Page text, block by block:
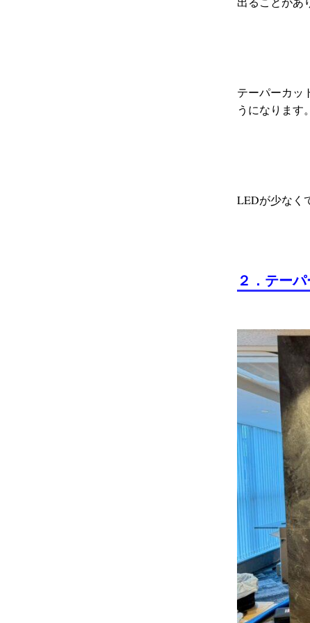
テーパーカッ
うになります。
LEDが少なく
２．テー